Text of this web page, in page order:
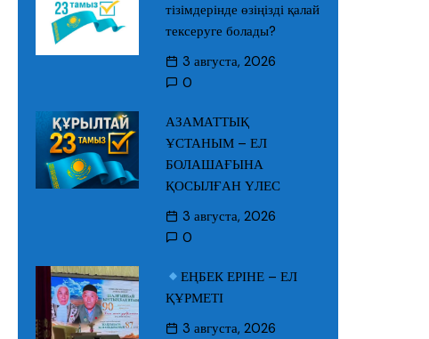
тізімдерінде өзіңізді қалай
тексеруге болады?
3 августа, 2026
0
АЗАМАТТЫҚ
ҰСТАНЫМ – ЕЛ
БОЛАШАҒЫНА
ҚОСЫЛҒАН ҮЛЕС
3 августа, 2026
0
ЕҢБЕК ЕРІНЕ – ЕЛ
ҚҰРМЕТІ
3 августа, 2026